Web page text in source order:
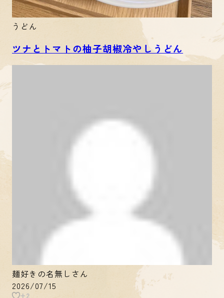
うどん
ツナとトマトの柚子胡椒冷やしうどん
麺好きの名無しさん
2026/07/15
+2